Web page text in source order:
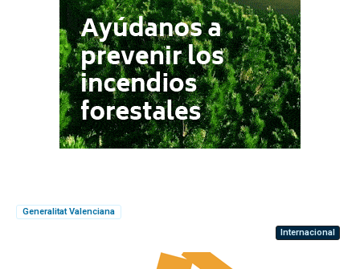
Generalitat Valenciana
Internacional